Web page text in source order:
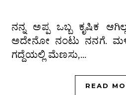
ನನ್ನ ಅಪ್ಪ ಒಬ್ಬ ಕೃಷಿಕ ಆಗಿಲ್ಲದಿದ್ದರೂ ಕೃಷಿಯ ಬಗ್ಗೆ
ಅದೇನೋ ನಂಟು ನನಗೆ.
ಗದ್ದೆಯಲ್ಲಿ ಮೆಣಸು,…
READ